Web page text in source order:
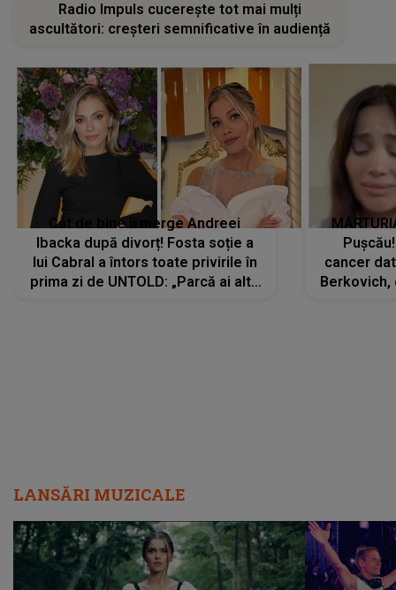
Radio Impuls cucerește tot mai mulți
ascultători: creșteri semnificative în audiență
Cât de bine îi merge Andreei
Ibacka după divorț! Fosta soție a
lui Cabral a întors toate privirile în
prima zi de UNTOLD: „Parcă ai altă
cancer
LANSĂRI MUZICALE